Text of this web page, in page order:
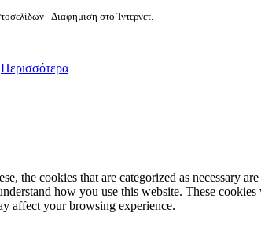
- Διαφήμιση στο Ίντερνετ.
Περισσότερα
cookies that are categorized as necessary
how you use this website. These
affect your browsing experience.